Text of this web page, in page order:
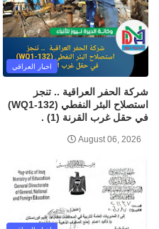
اخبار العراقي
شركة الحفر العراقية .. تنجز
استصلاح البئر النفطي (WQ1-132)
في حقل غرب القرنة (1) .
August 06, 2026